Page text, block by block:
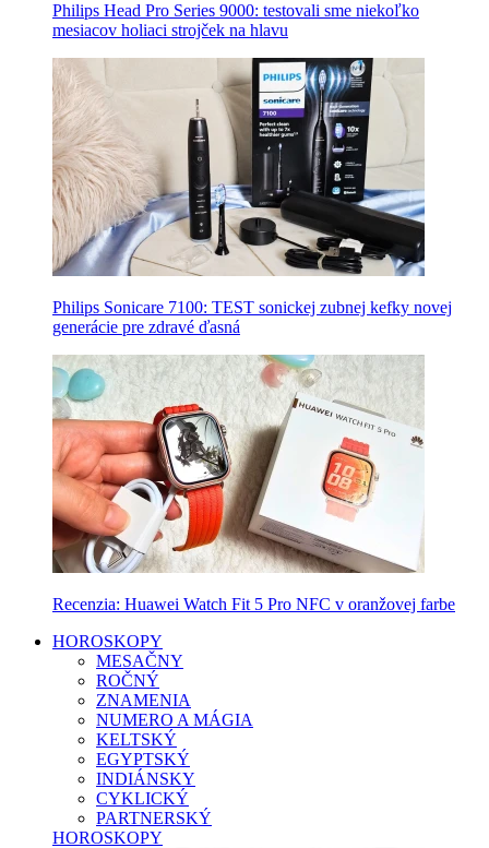
Philips Head Pro Series 9000: testovali sme niekoľko
mesiacov holiaci strojček na hlavu
Philips Sonicare 7100: TEST sonickej zubnej kefky novej
generácie pre zdravé ďasná
Recenzia: Huawei Watch Fit 5 Pro NFC v oranžovej farbe
HOROSKOPY
MESAČNY
ROČNÝ
ZNAMENIA
NUMERO A MÁGIA
KELTSKÝ
EGYPTSKÝ
INDIÁNSKY
CYKLICKÝ
PARTNERSKÝ
HOROSKOPY